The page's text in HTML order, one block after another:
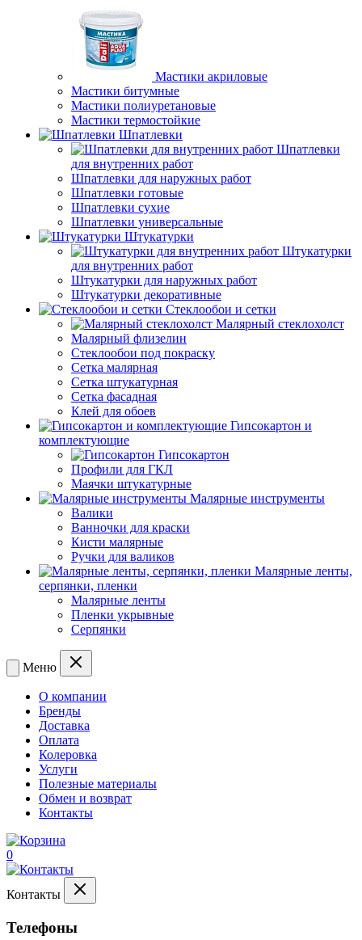
Мастики акриловые
Мастики битумные
Мастики полиуретановые
Мастики термостойкие
Шпатлевки
Шпатлевки
для внутренних работ
Шпатлевки для наружных работ
Шпатлевки готовые
Шпатлевки сухие
Шпатлевки универсальные
Штукатурки
Штукатурки
для внутренних работ
Штукатурки для наружных работ
Штукатурки декоративные
Стеклообои и сетки
Малярный стеклохолст
Малярный флизелин
Стеклообои под покраску
Сетка малярная
Сетка штукатурная
Сетка фасадная
Клей для обоев
Гипсокартон и
комплектующие
Гипсокартон
Профили для ГКЛ
Маячки штукатурные
Малярные инструменты
Валики
Ванночки для краски
Кисти малярные
Ручки для валиков
Малярные ленты,
серпянки, пленки
Малярные ленты
Пленки укрывные
Серпянки
Меню
О компании
Бренды
Доставка
Оплата
Колеровка
Услуги
Полезные материалы
Обмен и возврат
Контакты
0
Контакты
Телефоны